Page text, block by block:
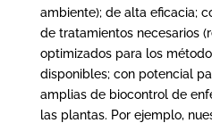
ambiente); de alta eficacia;
de tratamientos necesarios
optimizados para los
disponibles; con potencial
amplias de biocontrol de
las plantas. Por ejemplo,